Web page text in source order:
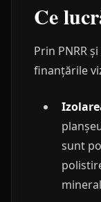
Ce
Prin PNRR
finanțările
sunt